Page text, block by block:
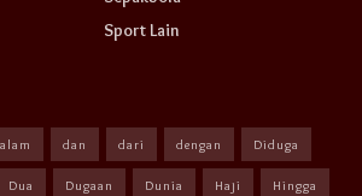
Sport Lain
dan dari dengan Diduga
Dua Dugaan Dunia Haji Hingga